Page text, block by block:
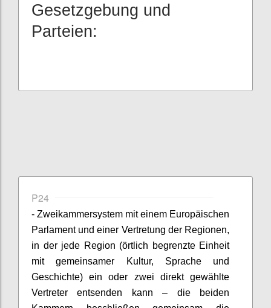
Gesetzgebung und
Parteien:
P24
- Zweikammersystem mit einem Europäischen
Parlament und einer Vertretung der Regionen,
in der jede Region (örtlich begrenzte Einheit
mit gemeinsamer Kultur, Sprache und
Geschichte) ein oder zwei direkt gewählte
Vertreter entsenden kann – die beiden